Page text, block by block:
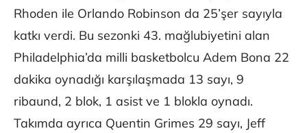
Rhoden ile Orlando Robinson da 25’şer sayıyla
katkı verdi. Bu sezonki 43. mağlubiyetini alan
Philadelphia’da milli basketbolcu Adem Bona 22
dakika oynadığı karşılaşmada 13 sayı, 9
ribaund, 2 blok, 1 asist ve 1 blokla oynadı.
Takımda ayrıca Quentin Grimes 29 sayı, Jeff